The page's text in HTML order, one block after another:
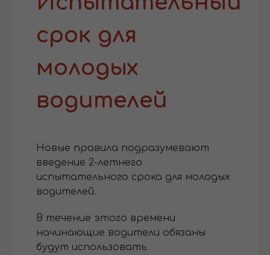
срок для
молодых
водителей
Новые правила подразумевают
введение 2-летнего
испытательного срока для молодых
водителей.
В течение этого времени
начинающие водители обязаны
будут использовать